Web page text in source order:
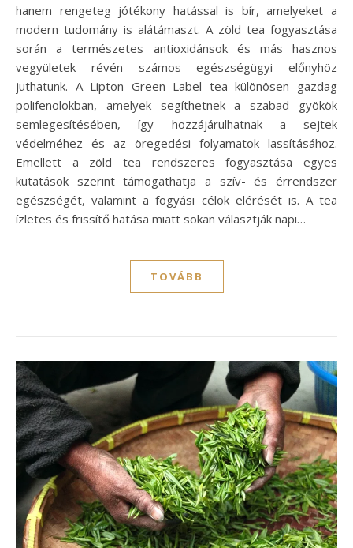
hanem rengeteg jótékony hatással is bír, amelyeket a
modern tudomány is alátámaszt. A zöld tea fogyasztása
során a természetes antioxidánsok és más hasznos
vegyületek révén számos egészségügyi előnyhöz
juthatunk. A Lipton Green Label tea különösen gazdag
polifenolokban, amelyek segíthetnek a szabad gyökök
semlegesítésében, így hozzájárulhatnak a sejtek
védelméhez és az öregedési folyamatok lassításához.
Emellett a zöld tea rendszeres fogyasztása egyes
kutatások szerint támogathatja a szív- és érrendszer
egészségét, valamint a fogyási célok elérését is. A tea
ízletes és frissítő hatása miatt sokan választják napi…
TOVÁBB